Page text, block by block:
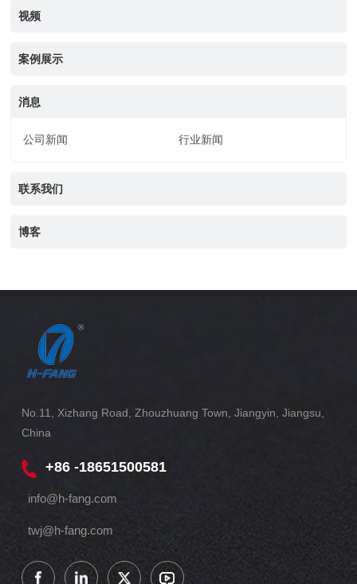
视频
案例展示
消息
公司新闻 行业新闻
联系我们
博客
No.11, Xizhang Road, Zhouzhuang Town, Jiangyin, Jiangsu,
China
+86 -18651500581
info@h-fang.com
twj@h-fang.com